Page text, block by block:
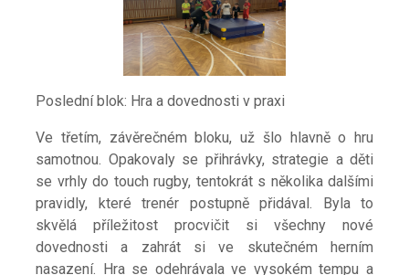
Poslední blok: Hra a dovednosti v praxi
Ve třetím, závěrečném bloku, už šlo hlavně o hru
samotnou. Opakovaly se přihrávky, strategie a děti
se vrhly do touch rugby, tentokrát s několika dalšími
pravidly, které trenér postupně přidával. Byla to
skvělá příležitost procvičit si všechny nové
dovednosti a zahrát si ve skutečném herním
nasazení. Hra se odehrávala ve vysokém tempu a